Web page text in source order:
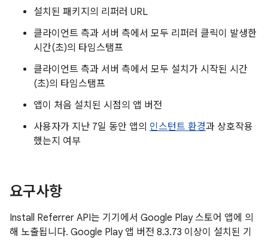
설치된 패키지의 리퍼러 URL
클라이언트 측과 서버 측에서 모두 리퍼러 클릭이 발생한
시간(초)의 타임스탬프
클라이언트 측과 서버 측에서 모두 설치가 시작된 시간
(초)의 타임스탬프
앱이 처음 설치된 시점의 앱 버전
사용자가 지난 7일 동안 앱의 인스턴트 환경과 상호작용
했는지 여부
요구사항
Install Referrer API는 기기에서 Google Play 스토어 앱에 의
해 노출됩니다. Google Play 앱 버전 8.3.73 이상이 설치된 기